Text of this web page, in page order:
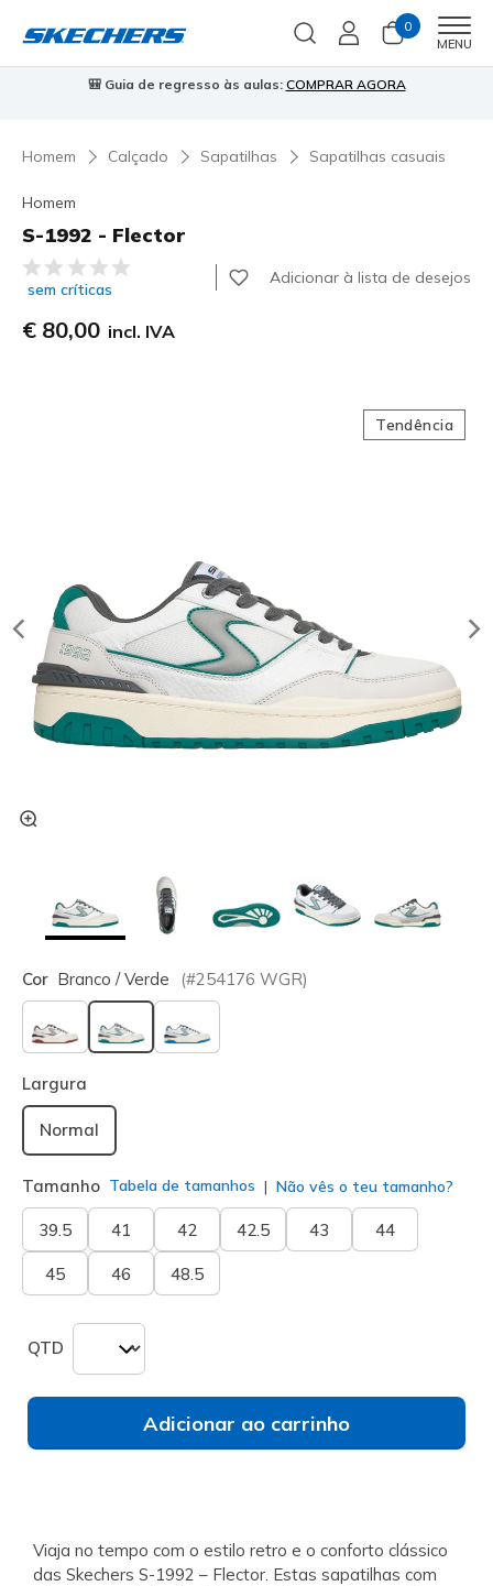
0
MENU
🎒 Guia de regresso às aulas: COMPRAR AGORA
Homem Calçado Sapatilhas Sapatilhas casuais
Homem
S-1992 - Flector
3$9 de 5 – Classificação do cliente
sem críticas
Adicionar à lista de desejos
€ 80,00 incl. IVA
Tendência
Cor Branco / Verde (#254176 WGR)
selecionado
Largura
Normal
Tamanho Tabela de tamanhos Não vês o teu tamanho?
39.5 41 42 42.5 43 44
45 46 48.5
QTD
Adicionar ao carrinho
Viaja no tempo com o estilo retro e o conforto clássico
das Skechers S-1992 – Flector. Estas sapatilhas com